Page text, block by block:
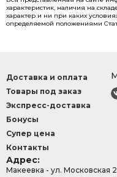
характеристик, наличия на
характер и ни при каких
определяемой положениями
Доставка и оплата
Товары под заказ
Экспресс-доставка
Бонусы
Супер цена
Контакты
Адрес:
Макеевка - ул. Московская